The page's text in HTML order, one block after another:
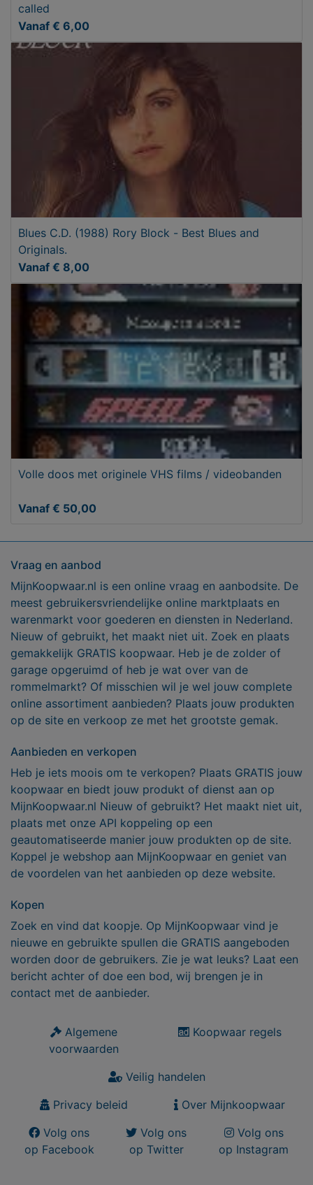
called
Vanaf € 6,00
Blues C.D. (1988) Rory Block - Best Blues and
Originals.
Vanaf € 8,00
Volle doos met originele VHS films / videobanden
Vanaf € 50,00
Vraag en aanbod
MijnKoopwaar.nl is een online vraag en aanbodsite. De
meest gebruikersvriendelijke online marktplaats en
warenmarkt voor goederen en diensten in Nederland.
Nieuw of gebruikt, het maakt niet uit. Zoek en plaats
gemakkelijk GRATIS koopwaar. Heb je de zolder of
garage opgeruimd of heb je wat over van de
rommelmarkt? Of misschien wil je wel jouw complete
online assortiment aanbieden? Plaats jouw produkten
op de site en verkoop ze met het grootste gemak.
Aanbieden en verkopen
Heb je iets moois om te verkopen? Plaats GRATIS jouw
koopwaar en biedt jouw produkt of dienst aan op
MijnKoopwaar.nl Nieuw of gebruikt? Het maakt niet uit,
plaats met onze API koppeling op een
geautomatiseerde manier jouw produkten op de site.
Koppel je webshop aan MijnKoopwaar en geniet van
de voordelen van het aanbieden op deze website.
Kopen
Zoek en vind dat koopje. Op MijnKoopwaar vind je
nieuwe en gebruikte spullen die GRATIS aangeboden
worden door de gebruikers. Zie je wat leuks? Laat een
bericht achter of doe een bod, wij brengen je in
contact met de aanbieder.
Algemene
voorwaarden
Koopwaar regels
Veilig handelen
Privacy beleid
Over Mijnkoopwaar
Volg ons
op Facebook
Volg ons
op Twitter
Volg ons
op Instagram